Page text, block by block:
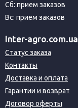
Сб: прием заказов
Вс: прием заказов
Inter-agro.com.ua
Статус заказа
Контакты
Доставка и оплата
Гарантии и возврат
Договор оферты